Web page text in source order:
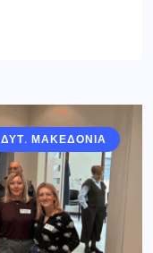
ΔΥΤ. ΜΑΚΕΔΟΝΙΑ